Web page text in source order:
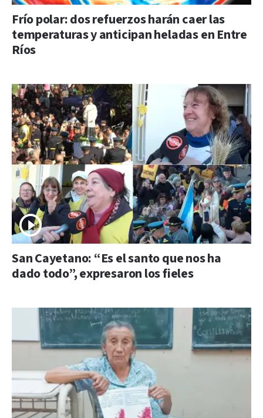
Frío polar: dos refuerzos harán caer las
temperaturas y anticipan heladas en Entre
Ríos
San Cayetano: “Es el santo que nos ha
dado todo”, expresaron los fieles